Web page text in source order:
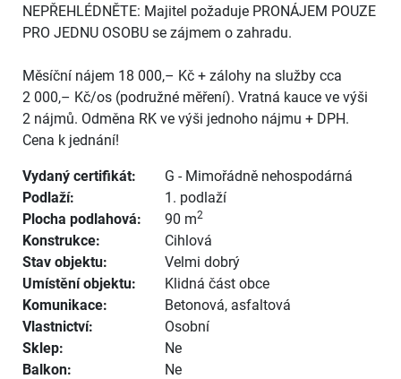
NEPŘEHLÉDNĚTE: Majitel požaduje PRONÁJEM POUZE
PRO JEDNU OSOBU se zájmem o zahradu.
Měsíční nájem 18 000,– Kč + zálohy na služby cca
2 000,– Kč/os (podružné měření). Vratná kauce ve výši
2 nájmů. Odměna RK ve výši jednoho nájmu + DPH.
Cena k jednání!
Vydaný certifikát:
G - Mimořádně nehospodárná
Podlaží:
1. podlaží
Plocha podlahová:
90 m2
Konstrukce:
Cihlová
Stav objektu:
Velmi dobrý
Umístění objektu:
Klidná část obce
Komunikace:
Betonová, asfaltová
Vlastnictví:
Osobní
Sklep:
Ne
Balkon:
Ne